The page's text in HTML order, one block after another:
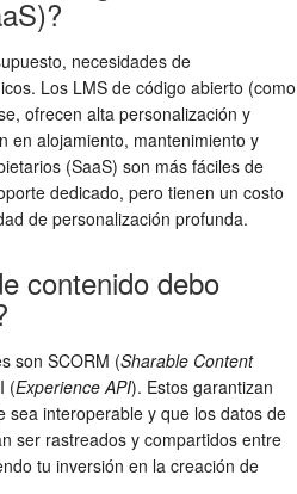
necesidades de
Los LMS de código abierto (como
ofrecen alta personalización y
en alojamiento, mantenimiento y
(SaaS) son más fáciles de
dedicado, pero tienen un costo
de personalización profunda.
contenido debo
son SCORM (Sharable Content
(Experience API). Estos garantizan
sea interoperable y que los datos de
ser rastreados y compartidos entre
tu inversión en la creación de